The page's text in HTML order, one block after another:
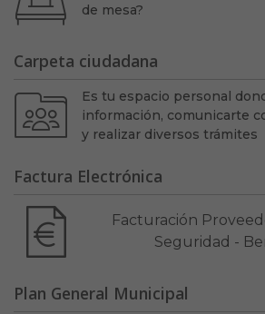
de mesa?
Carpeta ciudadana
Es tu espacio personal
información, comunicarte
y realizar diversos trámites
Factura Electrónica
Facturación
Seguridad -
Plan General Municipal